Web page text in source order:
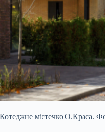
Котеджне містечко О.Краса.